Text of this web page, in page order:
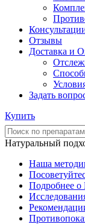
Отзывы
Доставка и
Задать
Купить
Натуральный
Наша
Подробнее о